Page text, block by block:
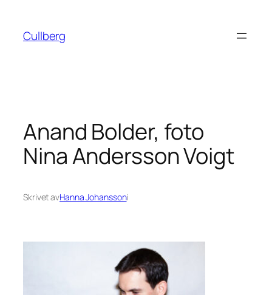
innehåll
Cullberg
Anand Bolder, foto
Nina Andersson Voigt
Skrivet avHanna Johanssoni